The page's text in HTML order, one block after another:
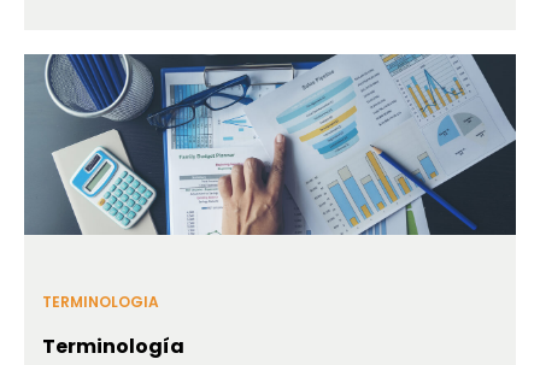
TERMINOLOGIA
Terminología